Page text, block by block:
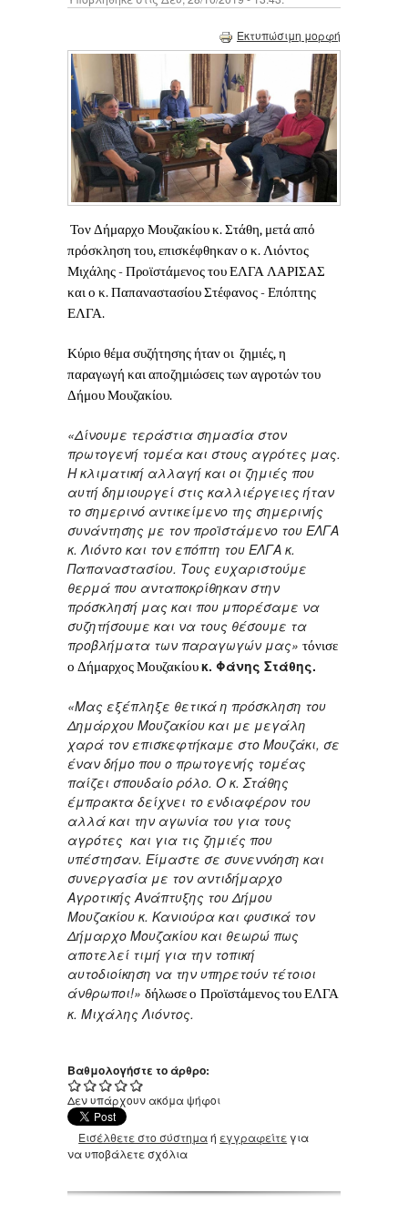
Εκτυπώσιμη μορφή
Τον Δήμαρχο Μουζακίου κ. Στάθη, μετά από
πρόσκληση του, επισκέφθηκαν ο κ. Λιόντος
Μιχάλης - Προϊστάμενος του ΕΛΓΑ ΛΑΡΙΣΑΣ
και ο κ. Παπαναστασίου Στέφανος - Επόπτης
ΕΛΓΑ.
Κύριο θέμα συζήτησης ήταν οι ζημιές, η
παραγωγή και αποζημιώσεις των αγροτών του
Δήμου Μουζακίου.
«Δίνουμε τεράστια σημασία στον
πρωτογενή τομέα και στους αγρότες μας.
Η κλιματική αλλαγή και οι ζημιές που
αυτή δημιουργεί στις καλλιέργειες ήταν
το σημερινό αντικείμενο της σημερινής
συνάντησης με τον προϊστάμενο του ΕΛΓΑ
κ. Λιόντο και τον επόπτη του ΕΛΓΑ κ.
Παπαναστασίου. Τους ευχαριστούμε
θερμά που ανταποκρίθηκαν στην
πρόσκλησή μας και που μπορέσαμε να
συζητήσουμε και να τους θέσουμε τα
προβλήματα των παραγωγών μας» τόνισε
ο Δήμαρχος Μουζακίουκ. Φάνης Στάθης.
«Μας εξέπληξε θετικά η πρόσκληση του
Δημάρχου Μουζακίου και με μεγάλη
χαρά τον επισκεφτήκαμε στο Μουζάκι, σε
έναν δήμο που ο πρωτογενής τομέας
παίζει σπουδαίο ρόλο. Ο κ. Στάθης
έμπρακτα δείχνει το ενδιαφέρον του
αλλά και την αγωνία του για τους
αγρότες και για τις ζημιές που
υπέστησαν. Είμαστε σε συνεννόηση και
συνεργασία με τον αντιδήμαρχο
Αγροτικής Ανάπτυξης του Δήμου
Μουζακίου κ. Κανιούρα και φυσικά τον
Δήμαρχο Μουζακίου και θεωρώ πως
αποτελεί τιμή για την τοπική
αυτοδιοίκηση να την υπηρετούν τέτοιοι
άνθρωποι!» δήλωσε ο Προϊστάμενος του ΕΛΓΑ
κ. Μιχάλης Λιόντος.
Βαθμολογήστε το άρθρο:
Δεν υπάρχουν ακόμα ψήφοι
Εισέλθετε στο σύστημαή εγγραφείτε για
να υποβάλετε σχόλια